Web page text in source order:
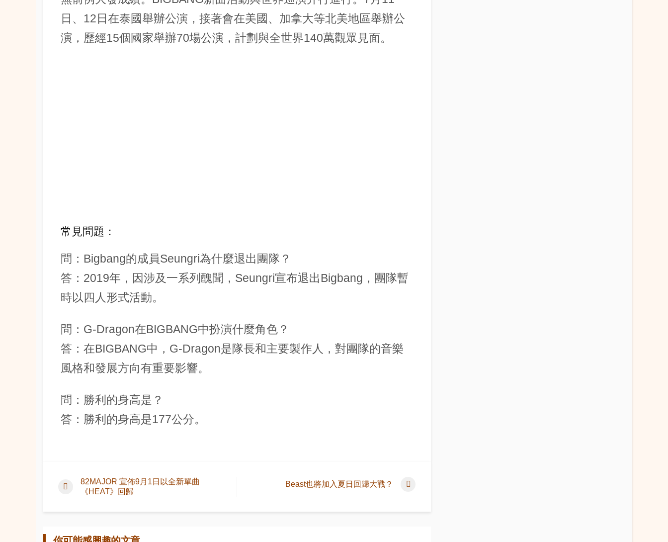
日、12日在泰國舉辦公演，接著會在美國、加拿大等北美地區舉辦公
演，歷經15個國家舉辦70場公演，計劃與全世界140萬觀眾見面。
常見問題：
問：Bigbang的成員Seungri為什麼退出團隊？
答：2019年，因涉及一系列醜聞，Seungri宣布退出Bigbang，團隊暫
時以四人形式活動。
問：G-Dragon在BIGBANG中扮演什麼角色？
答：在BIGBANG中，G-Dragon是隊長和主要製作人，對團隊的音樂
風格和發展方向有重要影響。
問：勝利的身高是？
答：勝利的身高是177公分。
82MAJOR 宣佈9月1日以全新單曲
《HEAT》回歸
Beast也將加入夏日回歸大戰？